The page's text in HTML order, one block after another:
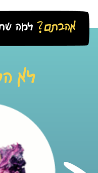
אהבתם? למה
לא